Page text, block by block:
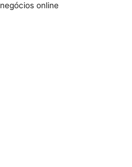
negócios online